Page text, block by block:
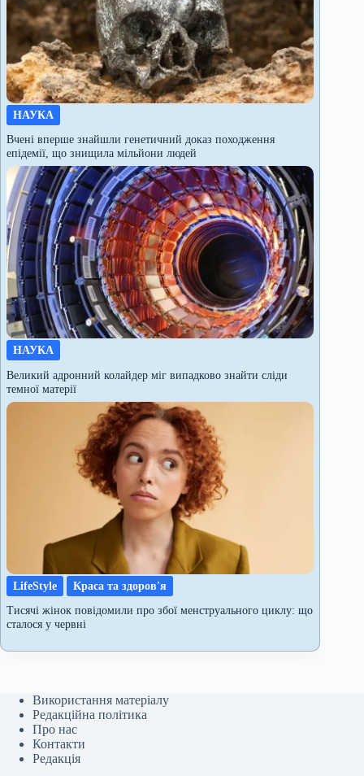
НАУКА
Вчені вперше знайшли генетичний доказ походження
епідемії, що знищила мільйони людей
НАУКА
Великий адронний колайдер міг випадково знайти сліди
темної матерії
LifeStyle
Краса та здоров'я
Тисячі жінок повідомили про збої менструального циклу: що
сталося у червні
Використання матеріалу
Редакційна політика
Про нас
Контакти
Редакція